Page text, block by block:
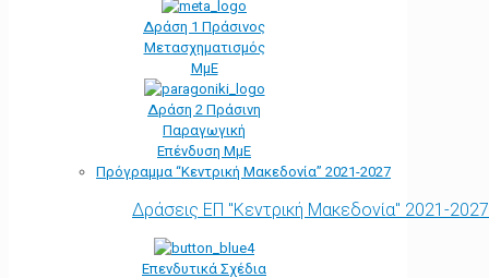
Δράση 1 Πράσινος
Μετασχηματισμός
ΜμΕ
Δράση 2 Πράσινη
Παραγωγική
Επένδυση ΜμΕ
Πρόγραμμα “Κεντρική Μακεδονία” 2021-2027
Δράσεις ΕΠ "Κεντρική Μακεδονία" 2021-2027
Επενδυτικά Σχέδια